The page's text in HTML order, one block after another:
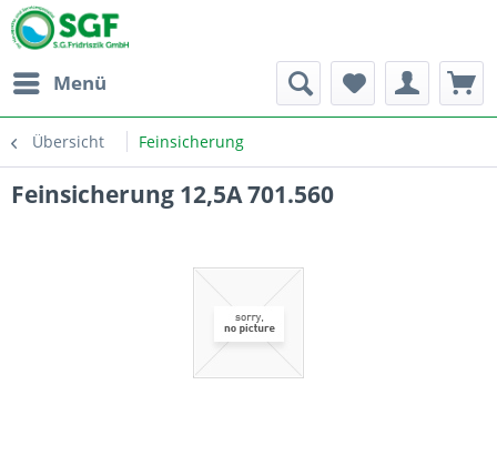
Menü
Übersicht Feinsicherung
Feinsicherung 12,5A 701.560